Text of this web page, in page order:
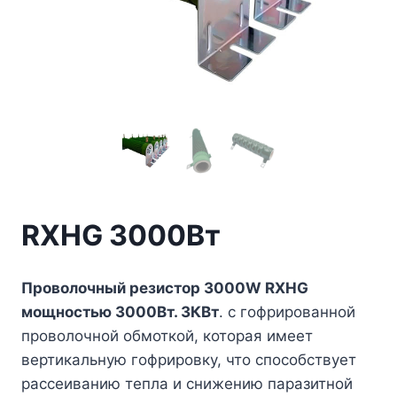
RXHG 3000Вт
Проволочный резистор 3000W RXHG
мощностью 3000Вт. 3КВт. с гофрированной
проволочной обмоткой, которая имеет
вертикальную гофрировку, что способствует
рассеиванию тепла и снижению паразитной